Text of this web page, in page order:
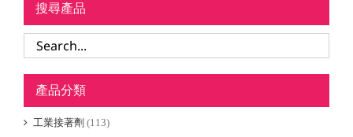
搜尋產品
產品分類
工業接著劑 (113)